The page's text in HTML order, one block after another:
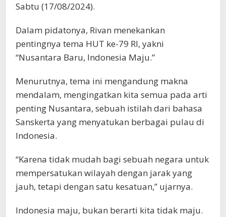
Sabtu (17/08/2024).
Dalam pidatonya, Rivan menekankan
pentingnya tema HUT ke-79 RI, yakni
“Nusantara Baru, Indonesia Maju.”
Menurutnya, tema ini mengandung makna
mendalam, mengingatkan kita semua pada arti
penting Nusantara, sebuah istilah dari bahasa
Sanskerta yang menyatukan berbagai pulau di
Indonesia.
“Karena tidak mudah bagi sebuah negara untuk
mempersatukan wilayah dengan jarak yang
jauh, tetapi dengan satu kesatuan,” ujarnya.
Indonesia maju, bukan berarti kita tidak maju.